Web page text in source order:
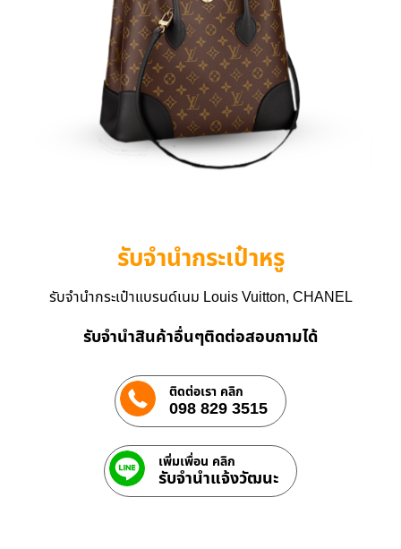
รับจำนำกระเป๋าหรู
รับจำนำกระเป๋าแบรนด์เนม Louis Vuitton, CHANEL
รับจำนำสินค้าอื่นๆติดต่อสอบถามได้
ติดต่อเรา คลิก
098 829 3515
เพิ่มเพื่อน คลิก
รับจํานําแจ้งวัฒนะ